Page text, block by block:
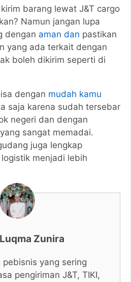
barang lewat J&T cargo
Namun jangan lupa
dengan aman dan pastikan
yang ada terkait dengan
boleh dikirim seperti di
dengan mudah kamu
saja karena sudah tersebar
negeri dan dengan
sangat memadai.
juga lengkap
menjadi lebih
Zunira
pebisnis yang sering
pengiriman J&T, TIKI,